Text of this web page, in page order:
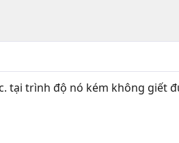
tại trình độ nó kém không giết